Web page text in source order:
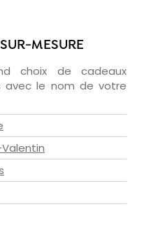
MESURE
choix de cadeaux
avec le nom de votre